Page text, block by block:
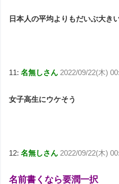
日本人の平均よりもだいぶ大き
11:名無しさん 2022/09/22(木)
女子高生にウケそう
12:名無しさん 2022/09/22(木)
名前書くなら要潤一択